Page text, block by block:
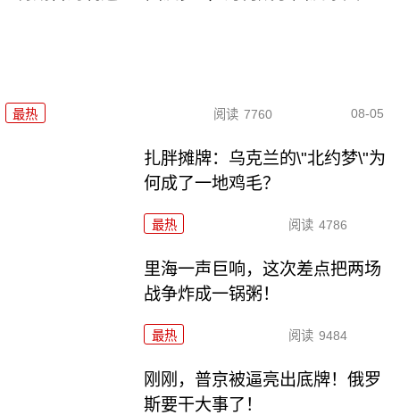
最热 阅读 7760 08-05
扎胖摊牌：乌克兰的\"北约梦\"为
何成了一地鸡毛？
最热 阅读 4786
里海一声巨响，这次差点把两场
战争炸成一锅粥！
最热 阅读 9484
刚刚，普京被逼亮出底牌！俄罗
斯要干大事了！